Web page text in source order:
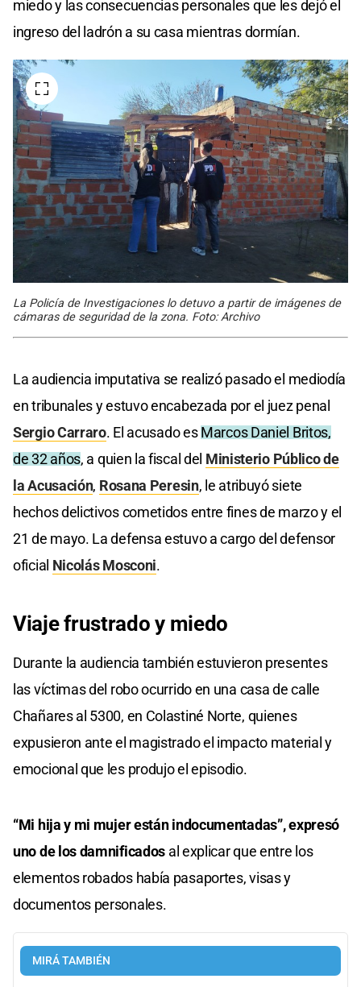
miedo y las consecuencias personales que les dejó el
ingreso del ladrón a su casa mientras dormían.
La Policía de Investigaciones lo detuvo a partir de imágenes de
cámaras de seguridad de la zona. Foto: Archivo
La audiencia imputativa se realizó pasado el mediodía
en tribunales y estuvo encabezada por el juez penal
Sergio Carraro. El acusado esMarcos Daniel Britos,
de 32 años, a quien la fiscal del Ministerio Público de
la Acusación, Rosana Peresin, le atribuyó siete
hechos delictivos cometidos entre fines de marzo y el
21 de mayo. La defensa estuvo a cargo del defensor
oficial Nicolás Mosconi.
Viaje frustrado y miedo
Durante la audiencia también estuvieron presentes
las víctimas del robo ocurrido en una casa de calle
Chañares al 5300, en Colastiné Norte, quienes
expusieron ante el magistrado el impacto material y
emocional que les produjo el episodio.
“Mi hija y mi mujer están indocumentadas”, expresó
uno de los damnificados al explicar que entre los
elementos robados había pasaportes, visas y
documentos personales.
MIRÁ TAMBIÉN